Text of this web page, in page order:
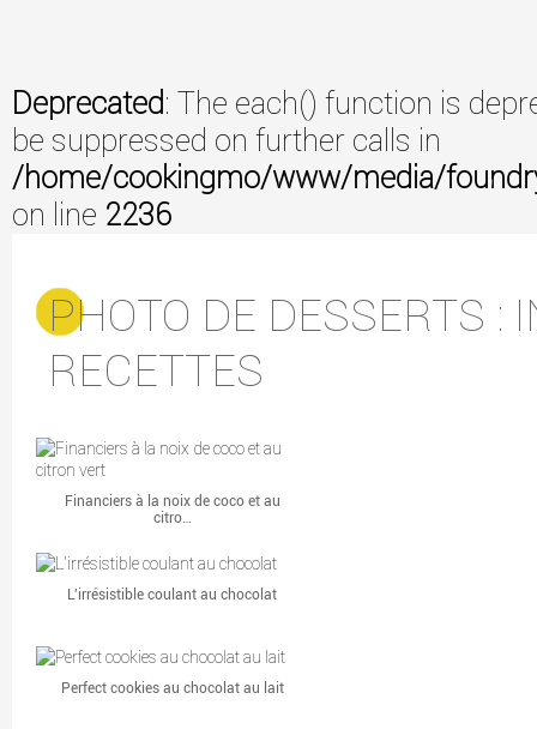
Deprecated: The each() function is
be suppressed on further calls in
/home/cookingmo/www/media/
on line 2236
PHOTO DE DESSERTS :
RECETTES
Financiers à la noix de coco et au
citro…
L'irrésistible coulant au chocolat
Perfect cookies au chocolat au lait